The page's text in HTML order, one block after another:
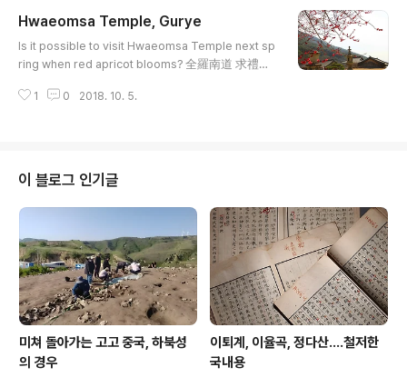
Hwaeomsa Temple, Gurye
Is it possible to visit Hwaeomsa Temple next sp
ring when red apricot blooms? 全羅南道 求禮郡
1 0 2018. 10. 5.
이 블로그 인기글
미쳐 돌아가는 고고 중국, 하북성
의 경우
이퇴계, 이율곡, 정다산....철저한
국내용